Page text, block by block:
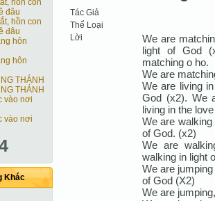
hồn con
đâu
hồn con
đâu
hôn
hôn
THÁNH
THÁNH
vào nơi
vào nơi
Khác
Tác Giả
Thể Loại
Lời
We are
light of God
matching o ho.
We are
We are living
God (x2). We
living in the
We are
of God. (x2)
We are
walking in light
We are
of God (X2)
We are